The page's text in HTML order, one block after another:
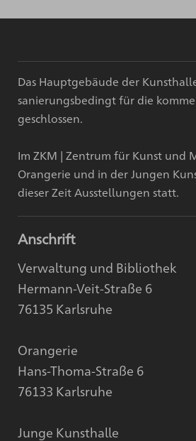
Das Hauptgebäude der
sanierungsbedingt für die
geschlossen.
Im ZKM | Zentrum für Kunst und
Orangerie und in der Jungen
dieser Zeit Ausstellungen statt.
Anschrift
Verwaltung und Bibliothek
Hermann-Veit-Straße 6
76135 Karlsruhe
Orangerie
Hans-Thoma-Straße 6
76133 Karlsruhe
Junge Kunsthalle